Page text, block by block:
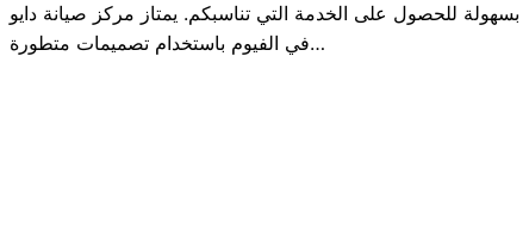
بسهولة للحصول على الخدمة التي تناسبكم. يمتاز مركز صيانة دايو
في الفيوم باستخدام تصميمات متطورة…